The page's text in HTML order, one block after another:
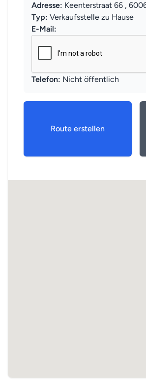
Adresse: Keenterstraat 66 ,
Typ: Verkaufsstelle zu Hause
E-Mail:
Telefon: Nicht öffentlich
Route erstellen